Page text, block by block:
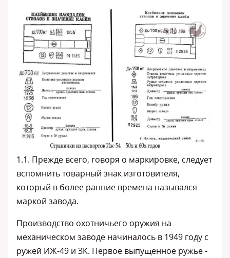
1.1. Прежде всего, говоря о маркировке, следует
вспомнить товарный знак изготовителя,
который в более ранние времена назывался
маркой завода.
Производство охотничьего оружия на
механическом заводе начиналось в 1949 году с
ружей ИЖ-49 и ЗК. Первое выпущенное ружье -